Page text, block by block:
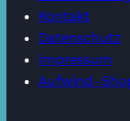
Kontakt
Datenschutz
Impressum
Aufwind-